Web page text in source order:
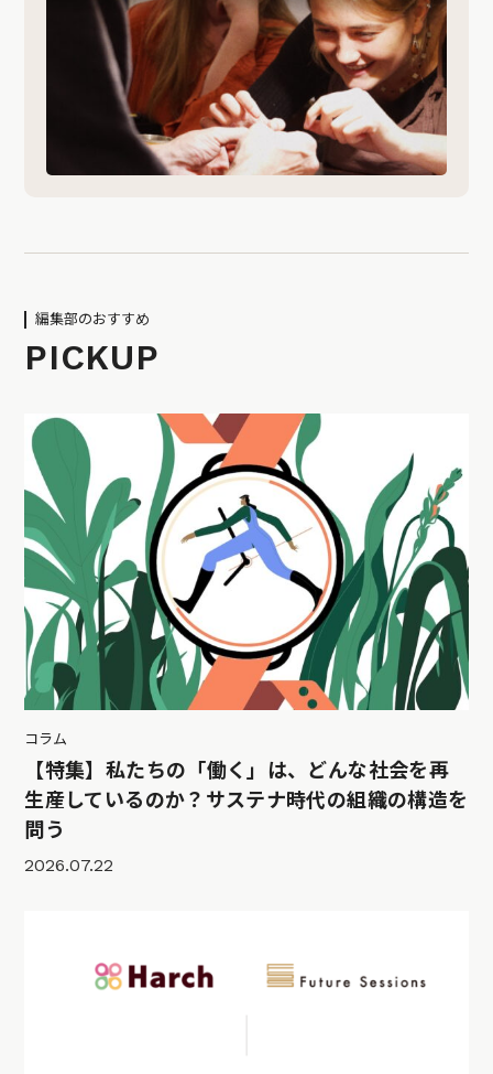
編集部のおすすめ
PICKUP
コラム
【特集】私たちの「働く」は、どんな社会を再
生産しているのか？サステナ時代の組織の構造を
問う
2026.07.22